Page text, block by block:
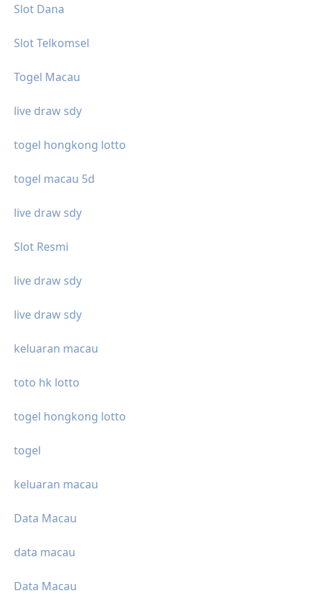
Slot Dana
Slot Telkomsel
Togel Macau
live draw sdy
togel hongkong lotto
togel macau 5d
live draw sdy
Slot Resmi
live draw sdy
live draw sdy
keluaran macau
toto hk lotto
togel hongkong lotto
togel
keluaran macau
Data Macau
data macau
Data Macau